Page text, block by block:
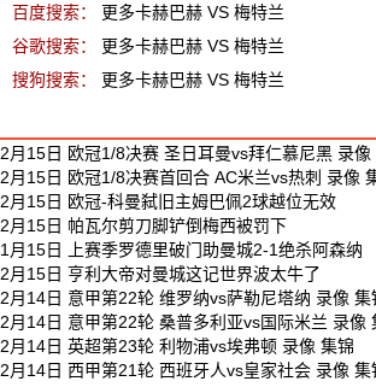
百度搜索：
更多卡赫巴赫 VS 梅特兰
谷歌搜索：
更多卡赫巴赫 VS 梅特兰
搜狗搜索：
更多卡赫巴赫 VS 梅特兰
2月15日 欧冠1/8决赛 圣日耳曼vs拜仁慕尼黑 录像
2月15日 欧冠1/8决赛首回合 AC米兰vs热刺 录像
2月15日 欧冠-科曼弑旧主姆巴佩2球越位无效
2月15日 帕瓦尔剪刀脚铲倒梅西被罚下
1月15日 上赛季罗德里破门助曼城2-1绝杀阿森纳
2月15日 亨利大帝对曼城这记世界波太牛了
2月14日 意甲第22轮 维罗纳vs萨勒尼塔纳 录像 集
2月14日 意甲第22轮 桑普多利亚vs国际米兰 录像
2月14日 英超第23轮 利物浦vs埃弗顿 录像 集锦
2月14日 西甲第21轮 西班牙人vs皇家社会 录像 集